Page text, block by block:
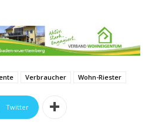
Verbraucher Wohn-Riester
Twitter